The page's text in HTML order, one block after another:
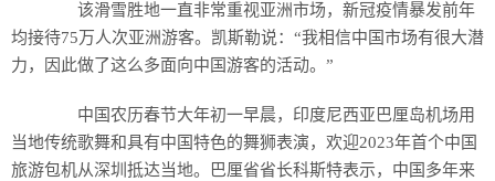
该滑雪胜地一直非常重视亚洲市场，新冠疫情暴发前年
均接待75万人次亚洲游客。凯斯勒说：“我相信中国市场有很大潜
力，因此做了这么多面向中国游客的活动。”
中国农历春节大年初一早晨，印度尼西亚巴厘岛机场用
当地传统歌舞和具有中国特色的舞狮表演，欢迎2023年首个中国
旅游包机从深圳抵达当地。巴厘省省长科斯特表示，中国多年来